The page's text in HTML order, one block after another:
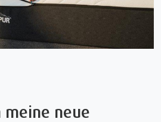
meine neue